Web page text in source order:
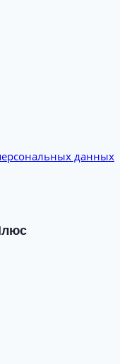
данных